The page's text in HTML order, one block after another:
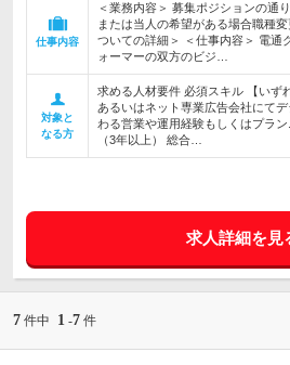
仕事内容
＜業務内容＞ 募集ポジションの通
または当人の希望がある場合職種
ついての詳細＞ ＜仕事内容＞ 電通
ォーマーの双方のビジ…
対象と
なる方
求める人材要件 必須スキル 【いず
あるいはネット専業広告会社にて
わる営業や運用経験もしくはプラ
（3年以上） 総合…
求人詳細を見
7 件中 1 -7 件